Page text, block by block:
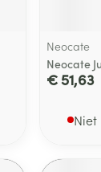
Neocate
Neocate
€ 51,63
Niet